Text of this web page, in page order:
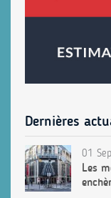
Dernières
01
Les